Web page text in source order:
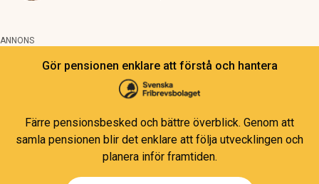
ANNONS
Gör pensionen enklare att förstå och hantera
Färre pensionsbesked och bättre överblick. Genom att
samla pensionen blir det enklare att följa utvecklingen och
planera inför framtiden.